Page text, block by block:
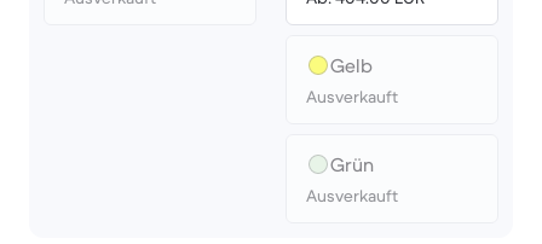
Gelb
Ausverkauft
Grün
Ausverkauft